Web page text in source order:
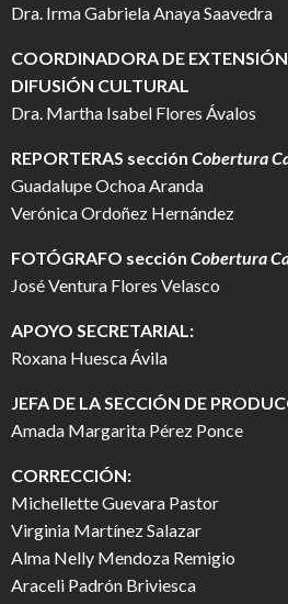
Dra. Irma Gabriela Anaya Saavedra
COORDINADORA DE
DIFUSIÓN CULTURAL
Dra. Martha Isabel Flores Ávalos
REPORTERAS sección Cobertura
Guadalupe Ochoa Aranda
Verónica Ordoñez Hernández
FOTÓGRAFO sección Cobertura
José Ventura Flores Velasco
APOYO SECRETARIAL:
Roxana Huesca Ávila
JEFA DE LA SECCIÓN DE
Amada Margarita Pérez Ponce
CORRECCIÓN:
Michellette Guevara Pastor
Virginia Martínez Salazar
Alma Nelly Mendoza Remigio
Araceli Padrón Briviesca